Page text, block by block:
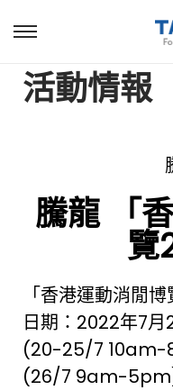
活動情報
騰龍 「
覽
「香港運動消閒博
日期：2022年7
(20-25/7 10am-
(26/7 9am-